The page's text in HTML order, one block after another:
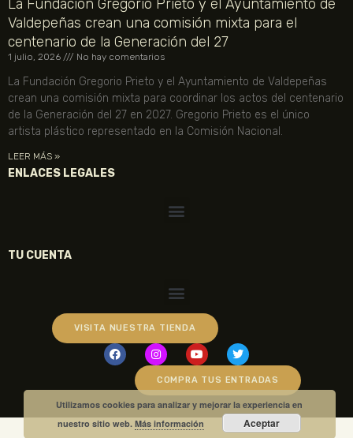
La Fundación Gregorio Prieto y el Ayuntamiento de
Valdepeñas crean una comisión mixta para el
centenario de la Generación del 27
1 julio, 2026 No hay comentarios
La Fundación Gregorio Prieto y el Ayuntamiento de Valdepeñas
crean una comisión mixta para coordinar los actos del centenario
de la Generación del 27 en 2027. Gregorio Prieto es el único
artista plástico representado en la Comisión Nacional.
LEER MÁS »
ENLACES LEGALES
TU CUENTA
VISITA NUESTRA TIENDA
COMPRA TUS ENTRADAS
Utilizamos cookies para analizar y mejorar la experiencia en
nuestro sitio web.Más información Aceptar